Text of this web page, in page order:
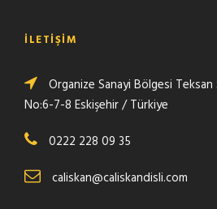
İLETIŞIM
Organize Sanayi Bölgesi
No:6-7-8 Eskişehir / Türkiye
0222 228 09 35
caliskan@caliskandisli.com